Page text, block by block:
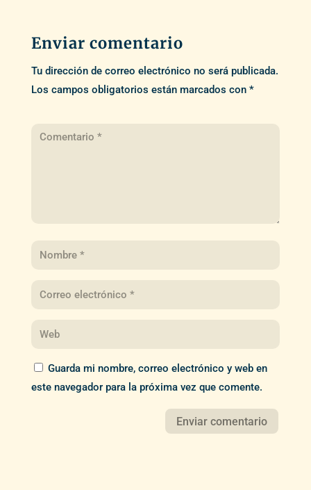
Enviar comentario
Tu dirección de correo electrónico no será publicada.
Los campos obligatorios están marcados con *
Guarda mi nombre, correo electrónico y web en
este navegador para la próxima vez que comente.